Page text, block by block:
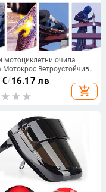
мотоциклетни очила
Мотокрос Ветроустойчива
Мотокрос Велосипед
за шофиране Слънчеви
Очила за колоездене
€/16.17 лв
add_shopping_cart